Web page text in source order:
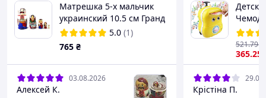
Матрешка 5-х мальчик
украинский 10.5 см Гранд
Презент М-155.0 (1)
765 ₴
03.08.2026
Алексей К.
365.25
521.79
Крістіна П.